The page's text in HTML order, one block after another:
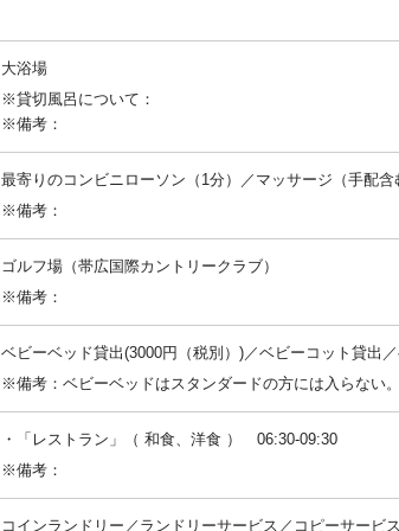
大浴場
※貸切風呂について：
※備考：
最寄りのコンビニローソン（1分）／マッサージ（手配含
※備考：
ゴルフ場（帯広国際カントリークラブ）
※備考：
ベビーベッド貸出(3000円（税別）)／ベビーコット貸出
※備考：ベビーベッドはスタンダードの方には入らない
「レストラン」（ 和食、洋食 ） 06:30-09:30
※備考：
コインランドリー／ランドリーサービス／コピーサービ